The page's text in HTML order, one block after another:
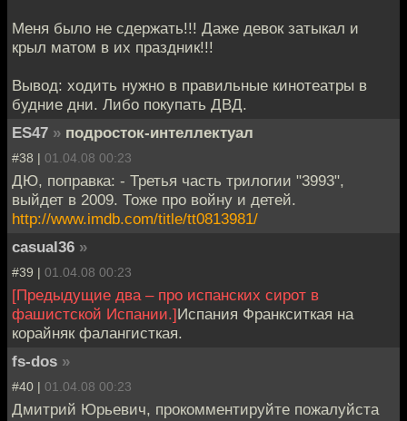
Меня было не сдержать!!! Даже девок затыкал и
крыл матом в их праздник!!!
Вывод: ходить нужно в правильные кинотеатры в
будние дни. Либо покупать ДВД.
ES47 » подросток-интеллектуал
#38 | 01.04.08 00:23
ДЮ, поправка: - Третья часть трилогии "3993",
выйдет в 2009. Тоже про войну и детей.
http://www.imdb.com/title/tt0813981/
casual36 »
#39 | 01.04.08 00:23
[Предыдущие два – про испанских сирот в
фашистской Испании.]Испания Франкситкая на
корайняк фалангисткая.
fs-dos »
#40 | 01.04.08 00:23
Дмитрий Юрьевич, прокомментируйте пожалуйста